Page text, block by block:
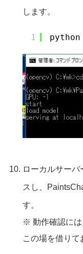
します。
1
ローカルサーバ
スし、
す。
※ 動作確認には
この場を借りて